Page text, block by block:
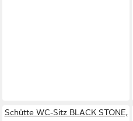
Schütte WC-Sitz BLACK STONE,